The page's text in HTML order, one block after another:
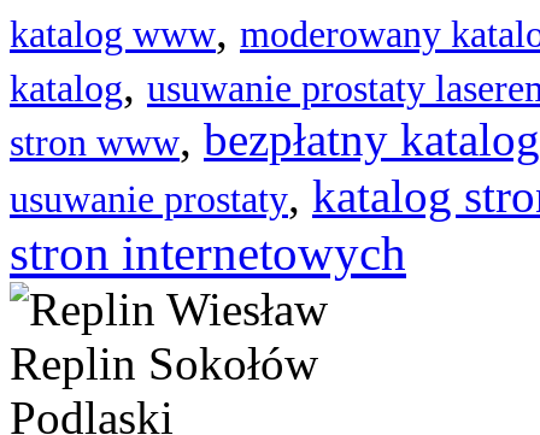
katalog www, moderowany
katalog, usuwanie prostaty
stron www, bezpłatny
usuwanie prostaty, katalog
stron internetowych